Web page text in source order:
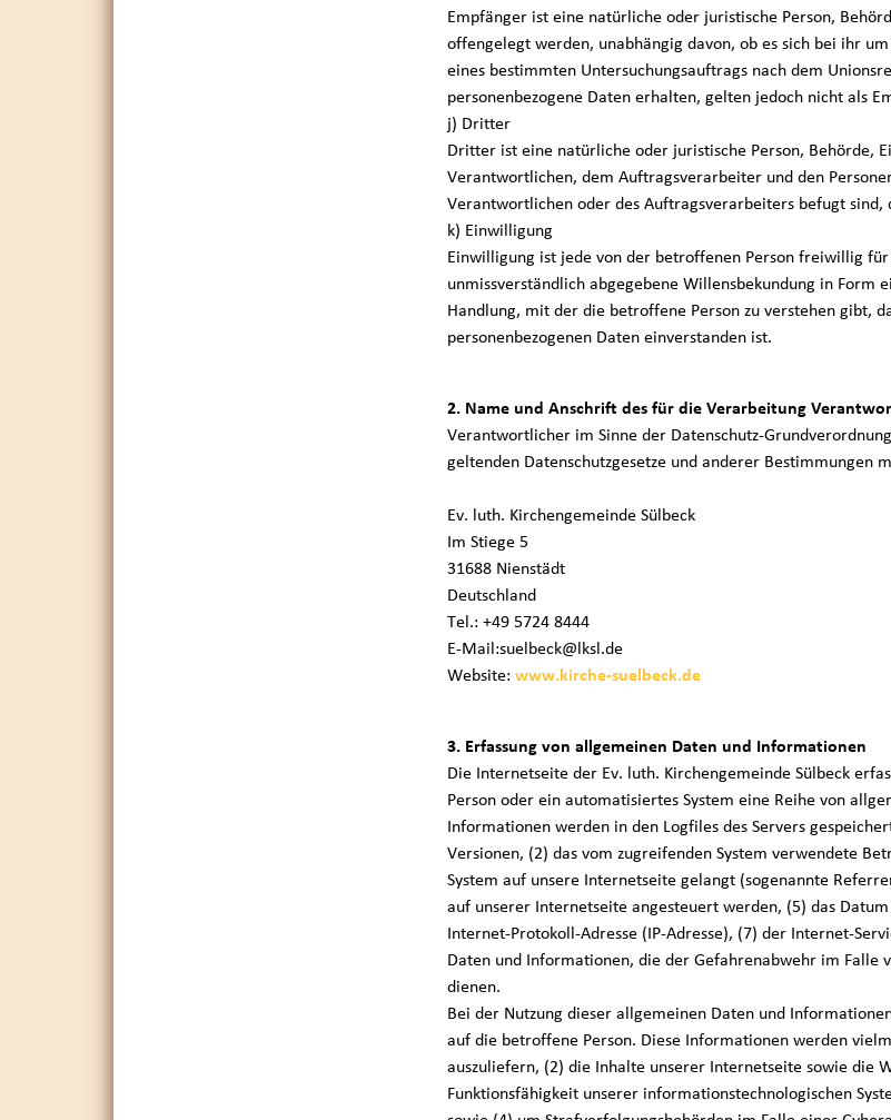
Empfänger ist eine natürliche oder juristische Person,
offengelegt werden, unabhängig davon, ob es sich bei ihr
eines bestimmten Untersuchungsauftrags nach dem
personenbezogene Daten erhalten, gelten jedoch nicht als
j) Dritter
Dritter ist eine natürliche oder juristische Person, Behörde,
Verantwortlichen, dem Auftragsverarbeiter und den
Verantwortlichen oder des Auftragsverarbeiters befugt sind,
k) Einwilligung
Einwilligung ist jede von der betroffenen Person freiwillig
unmissverständlich abgegebene Willensbekundung in
Handlung, mit der die betroffene Person zu verstehen gibt,
personenbezogenen Daten einverstanden ist.
2. Name und Anschrift des für die Verarbeitung
Verantwortlicher im Sinne der Datenschutz-
geltenden Datenschutzgesetze und anderer Bestimmungen
Ev. luth. Kirchengemeinde Sülbeck
Im Stiege 5
31688 Nienstädt
Deutschland
Tel.: +49 5724 8444
E-Mail:suelbeck@lksl.de
Website: www.kirche-suelbeck.de
3. Erfassung von allgemeinen Daten und Informationen
Die Internetseite der Ev. luth. Kirchengemeinde Sülbeck
Person oder ein automatisiertes System eine Reihe von
Informationen werden in den Logfiles des Servers
Versionen, (2) das vom zugreifenden System verwendete
System auf unsere Internetseite gelangt (sogenannte
auf unserer Internetseite angesteuert werden, (5) das
Internet-Protokoll-Adresse (IP-Adresse), (7) der Internet-
Daten und Informationen, die der Gefahrenabwehr im Falle
dienen.
Bei der Nutzung dieser allgemeinen Daten und
auf die betroffene Person. Diese Informationen werden
auszuliefern, (2) die Inhalte unserer Internetseite sowie die
Funktionsfähigkeit unserer informationstechnologischen